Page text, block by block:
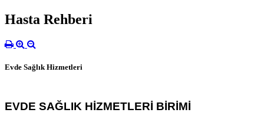
Hasta Rehberi
Evde Sağlık Hizmetleri
EVDE SAĞLIK HİZMETLERİ BİRİMİ